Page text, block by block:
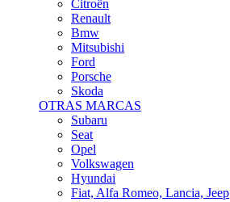
Citroën
Renault
Bmw
Mitsubishi
Ford
Porsche
Skoda
OTRAS MARCAS
Subaru
Seat
Opel
Volkswagen
Hyundai
Fiat, Alfa Romeo, Lancia, Jeep